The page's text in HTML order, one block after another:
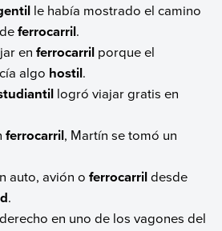
le había mostrado el camino
ferrocarril.
enferrocarril porque el
algo hostil.
logró viajar gratis en
ferrocarril, Martín se tomó un
auto, avión oferrocarrildesde
.
en uno de los vagones del